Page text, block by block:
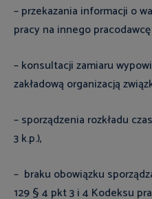
– przekazania informacji o
pracy na innego
– konsultacji zamiaru
zakładową organizacją
– sporządzenia rozkładu
3 k.p.),
– braku obowiązku
129 § 4 pkt 3 i 4 Kodeksu